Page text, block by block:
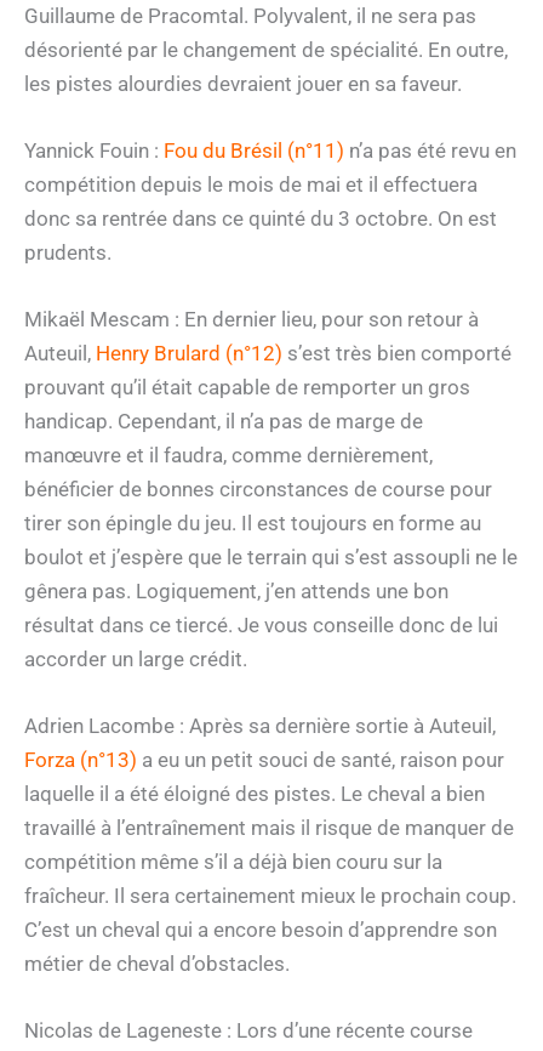
Guillaume de Pracomtal. Polyvalent, il ne sera pas
désorienté par le changement de spécialité. En outre,
les pistes alourdies devraient jouer en sa faveur.
Yannick Fouin : Fou du Brésil (n°11) n’a pas été revu en
compétition depuis le mois de mai et il effectuera
donc sa rentrée dans ce quinté du 3 octobre. On est
prudents.
Mikaël Mescam : En dernier lieu, pour son retour à
Auteuil, Henry Brulard (n°12) s’est très bien comporté
prouvant qu’il était capable de remporter un gros
handicap. Cependant, il n’a pas de marge de
manœuvre et il faudra, comme dernièrement,
bénéficier de bonnes circonstances de course pour
tirer son épingle du jeu. Il est toujours en forme au
boulot et j’espère que le terrain qui s’est assoupli ne le
gênera pas. Logiquement, j’en attends une bon
résultat dans ce tiercé. Je vous conseille donc de lui
accorder un large crédit.
Adrien Lacombe : Après sa dernière sortie à Auteuil,
Forza (n°13) a eu un petit souci de santé, raison pour
laquelle il a été éloigné des pistes. Le cheval a bien
travaillé à l’entraînement mais il risque de manquer de
compétition même s’il a déjà bien couru sur la
fraîcheur. Il sera certainement mieux le prochain coup.
C’est un cheval qui a encore besoin d’apprendre son
métier de cheval d’obstacles.
Nicolas de Lageneste : Lors d’une récente course